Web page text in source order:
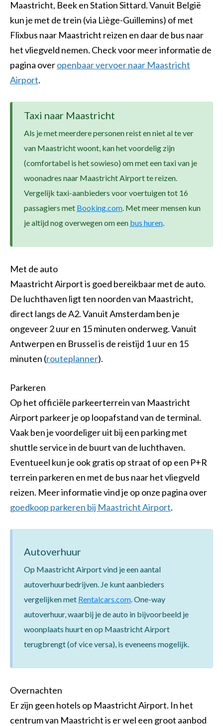
Maastricht, Beek en Station Sittard. Vanuit België
kun je met de trein (via Liège-Guillemins) of met
Flixbus naar Maastricht reizen en daar de bus naar
het vliegveld nemen. Check voor meer informatie de
pagina overopenbaar vervoer naar Maastricht
Airport.
Taxi naar Maastricht
Als je met meerdere personen reist en niet al te ver
van Maastricht woont, kan het voordelig zijn
(comfortabel is het sowieso) om met een taxi van je
woonadres naar Maastricht Airport te reizen.
Vergelijk taxi-aanbieders voor voertuigen tot 16
passagiers met Booking.com. Met meer mensen kun
je altijd nog overwegen om een bus huren.
Met de auto
Maastricht Airport is goed bereikbaar met de auto.
De luchthaven ligt ten noorden van Maastricht,
direct langs de A2. Vanuit Amsterdam ben je
ongeveer 2 uur en 15 minuten onderweg. Vanuit
Antwerpen en Brussel is de reistijd 1 uur en 15
minuten (routeplanner).
Parkeren
Op het officiële parkeerterrein van Maastricht
Airport parkeer je op loopafstand van de terminal.
Vaak ben je voordeliger uit bij een parking met
shuttle service in de buurt van de luchthaven.
Eventueel kun je ook gratis op straat of op een P+R
terrein parkeren en met de bus naar het vliegveld
reizen. Meer informatie vind je op onze pagina over
goedkoop parkeren bij Maastricht Airport.
Autoverhuur
Op Maastricht Airport vind je een aantal
autoverhuurbedrijven. Je kunt aanbieders
vergelijken met Rentalcars.com. One-way
autoverhuur, waarbij je de auto in bijvoorbeeld je
woonplaats huurt en op Maastricht Airport
terugbrengt (of vice versa), is eveneens mogelijk.
Overnachten
Er zijn geen hotels op Maastricht Airport. In het
centrum van Maastricht is er wel een groot aanbod